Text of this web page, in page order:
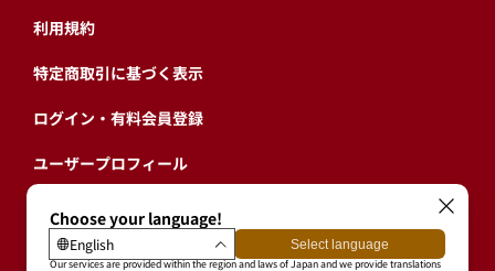
利用規約
特定商取引に基づく表示
ログイン・有料会員登録
ユーザープロフィール
会員情報引継ぎ
退会